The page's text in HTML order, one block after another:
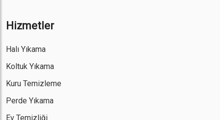
Hizmetler
Halı Yıkama
Koltuk Yıkama
Kuru Temizleme
Perde Yıkama
Ev Temizliği